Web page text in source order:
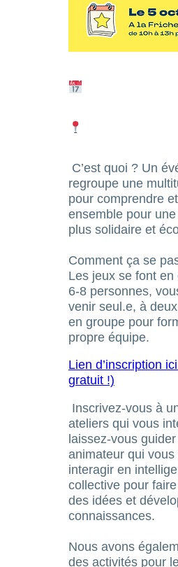
C’est quoi ? Un
regroupe une
pour comprendre
ensemble pour
plus solidaire et
Comment ça se
Les jeux se font en
6-8 personnes,
venir seul.e, à
en groupe pour
propre équipe.
Lien d’inscription
gratuit !)
Inscrivez-vous à
ateliers qui vous
laissez-vous
animateur qui vous
interagir en
collective pour
des idées et
connaissances.
Nous avons
des activités pour